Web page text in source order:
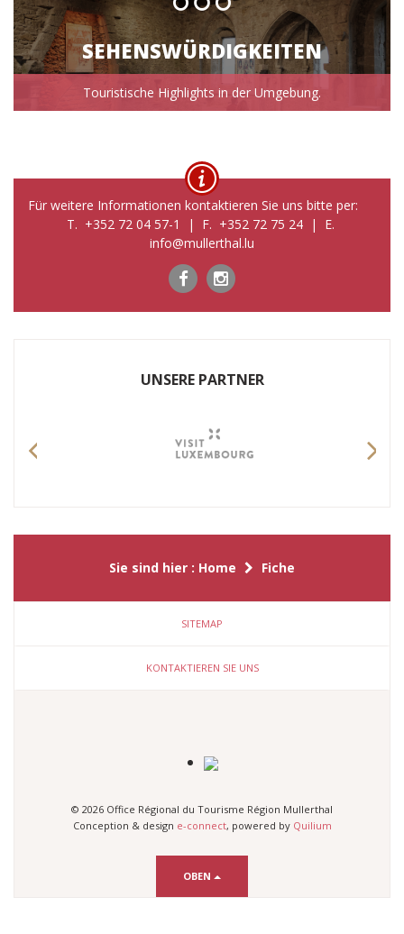
SEHENSWÜRDIGKEITEN
Touristische Highlights in der Umgebung.
Für weitere Informationen kontaktieren Sie uns bitte per:
T. +352 72 04 57-1 | F. +352 72 75 24 | E.
info@mullerthal.lu
UNSERE PARTNER
Sie sind hier : Home Fiche
SITEMAP
KONTAKTIEREN SIE UNS
© 2026 Office Régional du Tourisme Région Mullerthal
Conception & design e-connect, powered by Quilium
OBEN